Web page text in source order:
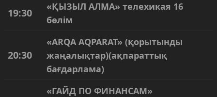
19:30
«ҚЫЗЫЛ АЛМА» телехикая 16
бөлім
20:30
«ARQA AQPARAT» (қорытынды
жаңалықтар)(ақпараттық
бағдарлама)
«ГАЙД ПО ФИНАНСАМ»